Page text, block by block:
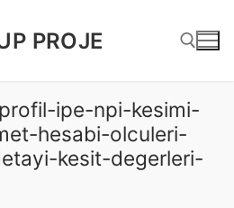
PROJE
Arama:ipe-npi-kesimi-
hesabi-olculeri-
kesit-degerleri-